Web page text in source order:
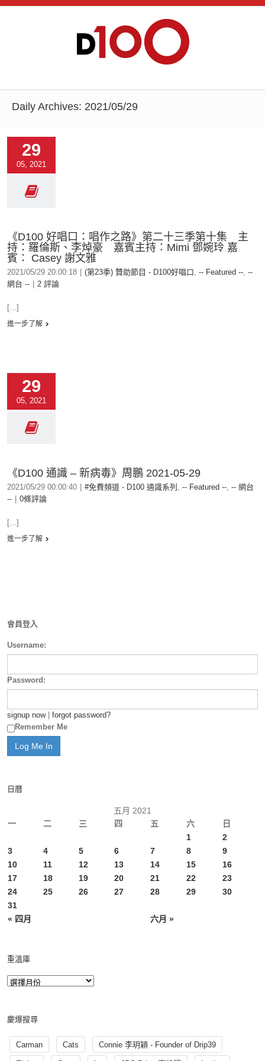
Daily Archives: 2021/05/29
29
05, 2021
《D100 好唱口：唱作之路》第二十三季第十集 主
持：羅倫斯、李焯豪 嘉賓主持：Mimi 鄧婉玲 嘉
賓： Casey 謝文雅
2021/05/29 20:00:18 (第23季) 贊助節目 - D100好唱口, -- Featured --, --
網台 --
2 評論
[...]
進一步了解
29
05, 2021
《D100 通識 – 新病毒》周鵬 2021-05-29
2021/05/29 00:00:40 #免費頻道 - D100 通識系列 , -- Featured --, -- 網台
--
0條評論
[...]
進一步了解
會員登入
Username:
Password:
signup now| forgot password?
Remember Me
日曆
五月 2021
一
二 三 四 五 六 日
« 四月 六月 »
1
2
3
4 5 6 7 8
9
10
11 12 13 14 15
16
17
18 19 20 21 22
23
24
25 26 27 28 29
30
31
重溫庫
慶爆搜尋
Carman Cats Connie 李玥穎 - Founder of Drip39